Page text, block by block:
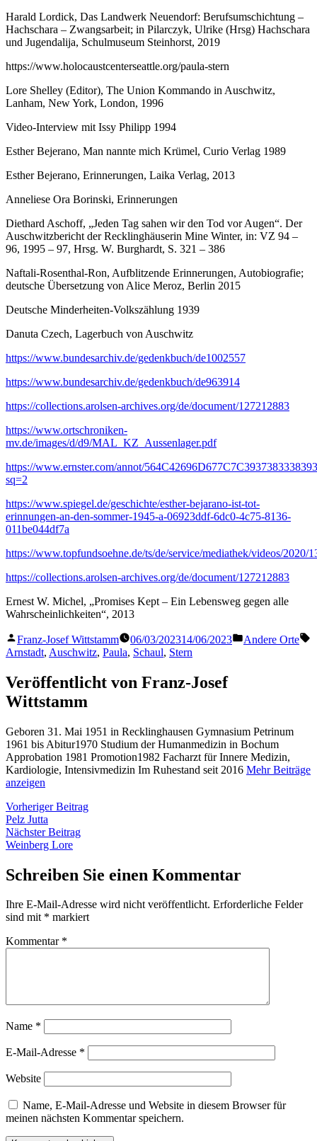
Harald Lordick, Das Landwerk Neuendorf: Berufsumschichtung –
Hachschara – Zwangsarbeit; in Pilarczyk, Ulrike (Hrsg) Hachschara
und Jugendalija, Schulmuseum Steinhorst, 2019
https://www.holocaustcenterseattle.org/paula-stern
Lore Shelley (Editor), The Union Kommando in Auschwitz,
Lanham, New York, London, 1996
Video-Interview mit Issy Philipp 1994
Esther Bejerano, Man nannte mich Krümel, Curio Verlag 1989
Esther Bejerano, Erinnerungen, Laika Verlag, 2013
Anneliese Ora Borinski, Erinnerungen
Diethard Aschoff, „Jeden Tag sahen wir den Tod vor Augen“. Der
Auschwitzbericht der Recklinghäuserin Mine Winter, in: VZ 94 –
96, 1995 – 97, Hrsg. W. Burghardt, S. 321 – 386
Naftali-Rosenthal-Ron, Aufblitzende Erinnerungen, Autobiografie;
deutsche Übersetzung von Alice Meroz, Berlin 2015
Deutsche Minderheiten-Volkszählung 1939
Danuta Czech, Lagerbuch von Auschwitz
https://www.bundesarchiv.de/gedenkbuch/de1002557
https://www.bundesarchiv.de/gedenkbuch/de963914
https://collections.arolsen-archives.org/de/document/127212883
https://www.ortschroniken-
mv.de/images/d/d9/MAL_KZ_Aussenlager.pdf
https://www.ernster.com/annot/
sq=2
https://www.spiegel.de/geschichte/esther-bejarano-ist-tot-
erinnungen-an-den-sommer-1945-a-06923ddf-6dc0-4c75-8136-
011be044df7a
https://www.topfundsoehne.de/ts/de/service/mediathek/videos/2020/
https://collections.arolsen-archives.org/de/document/127212883
Ernest W. Michel, „Promises Kept – Ein Lebensweg gegen alle
Wahrscheinlichkeiten“, 2013
Veröffentlicht
von
Franz-Josef Wittstamm 06/03/202314/06/2023
Veröffentlicht
Andere Orte
Arnstadt, Auschwitz, Paula, Schaul, Stern
Veröffentlicht von Franz-Josef
Wittstamm
Geboren 31. Mai 1951 in Recklinghausen Gymnasium Petrinum
1961 bis Abitur1970 Studium der Humanmedizin in Bochum
Approbation 1981 Promotion1982 Facharzt für Innere Medizin,
Kardiologie, Intensivmedizin Im Ruhestand seit 2016 Mehr Beiträge
anzeigen
Beitragsnavigation
Vorheriger BeitragVorheriger
Pelz Jutta
Nächster BeitragNächster
Weinberg Lore
Schreiben Sie einen Kommentar
Ihre E-Mail-Adresse wird nicht veröffentlicht. Erforderliche Felder
sind mit * markiert
Kommentar *
Name *
E-Mail-Adresse *
Website
Name, E-Mail-Adresse und Website in diesem Browser für
meinen nächsten Kommentar speichern.